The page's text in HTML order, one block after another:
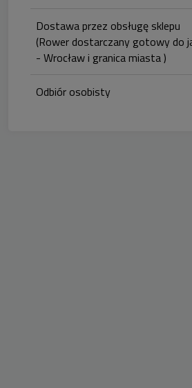
Dostawa przez obsługę sklepu
(Rower dostarczany gotowy do
- Wrocław i granica miasta )
Odbiór osobisty